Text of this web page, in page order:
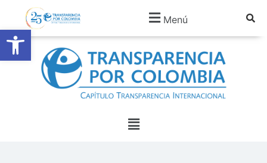
Abrir barra de herramientas
Menú